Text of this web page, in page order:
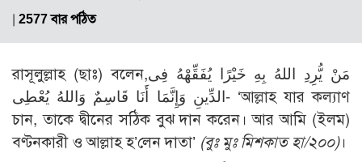
| 2577 বার পঠিত
রাসূলুল্লাহ (ছাঃ) বলেন,مَنْ يُّرِدِ اللهُ بِهِ خَيْرًا يُفَقِّهْهُ فِى
الدِّينِ وَإِنَّمَا أَنَا قَاسِمٌ وَاللهُ يُعْطِى- ‘আল্লাহ যার কল্যাণ
চান, তাকে দ্বীনের সঠিক বুঝ দান করেন। আর আমি (ইলম)
বণ্টনকারী ও আল্লাহ হ’লেন দাতা’ (বুঃ মুঃ মিশকাত হা/২০০)।